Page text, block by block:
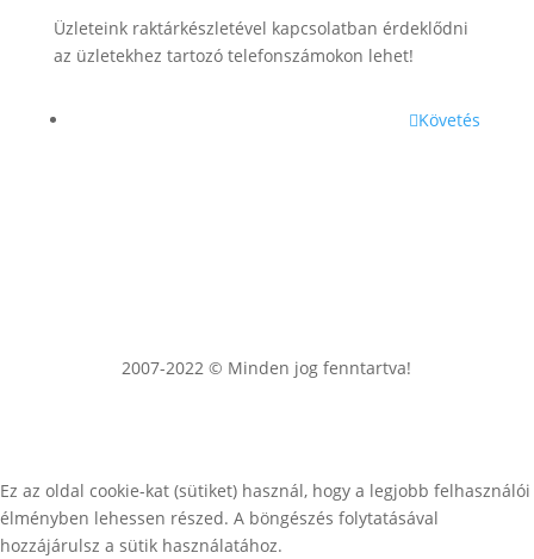
Üzleteink raktárkészletével kapcsolatban érdeklődni
az üzletekhez tartozó telefonszámokon lehet!
Követés
2007-2022 © Minden jog fenntartva!
Ez az oldal cookie-kat (sütiket) használ, hogy a legjobb felhasználói
élményben lehessen részed. A böngészés folytatásával
hozzájárulsz a sütik használatához.